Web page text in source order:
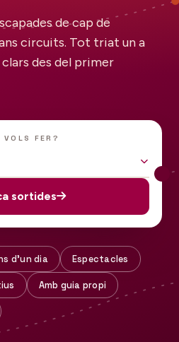
de cap de
circuits. Tot triat un a
des del primer
VOLS FER?
sortides
d'un dia Espectacles
Amb guia propi